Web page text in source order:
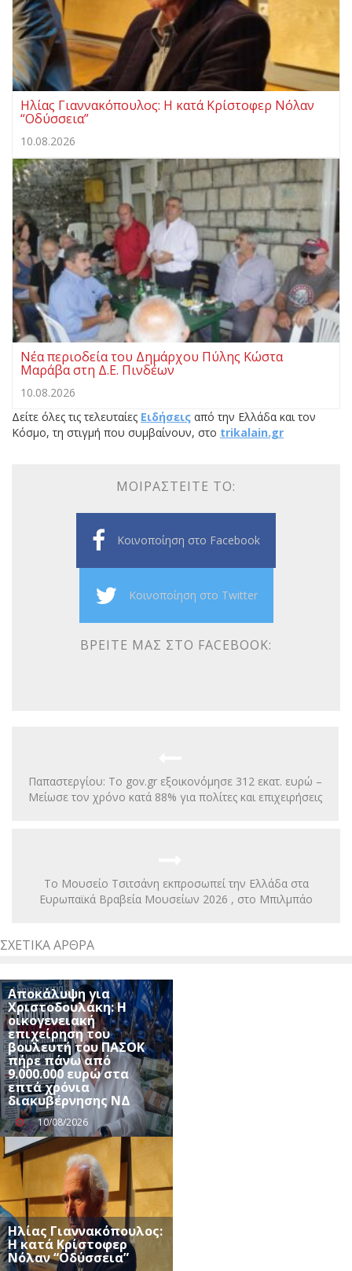
Ηλίας Γιαννακόπουλος: Η κατά Κρίστοφερ Νόλαν
“Oδύσσεια”
10.08.2026
Νέα περιοδεία του Δημάρχου Πύλης Κώστα
Μαράβα στη Δ.Ε. Πινδέων
10.08.2026
Δείτε όλες τις τελευταίες Ειδήσεις από την Ελλάδα και τον
Κόσμο, τη στιγμή που συμβαίνουν, στο trikalain.gr
ΜΟΙΡΑΣΤΕΊΤΕ ΤΟ:
Κοινοποίηση στο Facebook
Κοινοποίηση στο Twitter
ΒΡΕΊΤΕ ΜΑΣ ΣΤΟ FACEBOOK:
Παπαστεργίου: Το gov.gr εξοικονόμησε 312 εκατ. ευρώ –
Μείωσε τον χρόνο κατά 88% για πολίτες και επιχειρήσεις
Το Μουσείο Τσιτσάνη εκπροσωπεί την Ελλάδα στα
Ευρωπαϊκά Βραβεία Μουσείων 2026 , στο Μπιλμπάο
ΣΧΕΤΙΚΆ ΆΡΘΡΑ
Αποκάλυψη για
Χριστοδουλάκη: Η
οικογενειακή
επιχείρηση του
βουλευτή του ΠΑΣΟΚ
πήρε πάνω από
9.000.000 ευρώ στα
επτά χρόνια
διακυβέρνησης ΝΔ
10/08/2026
Ηλίας Γιαννακόπουλος:
Η κατά Κρίστοφερ
Νόλαν “Oδύσσεια”